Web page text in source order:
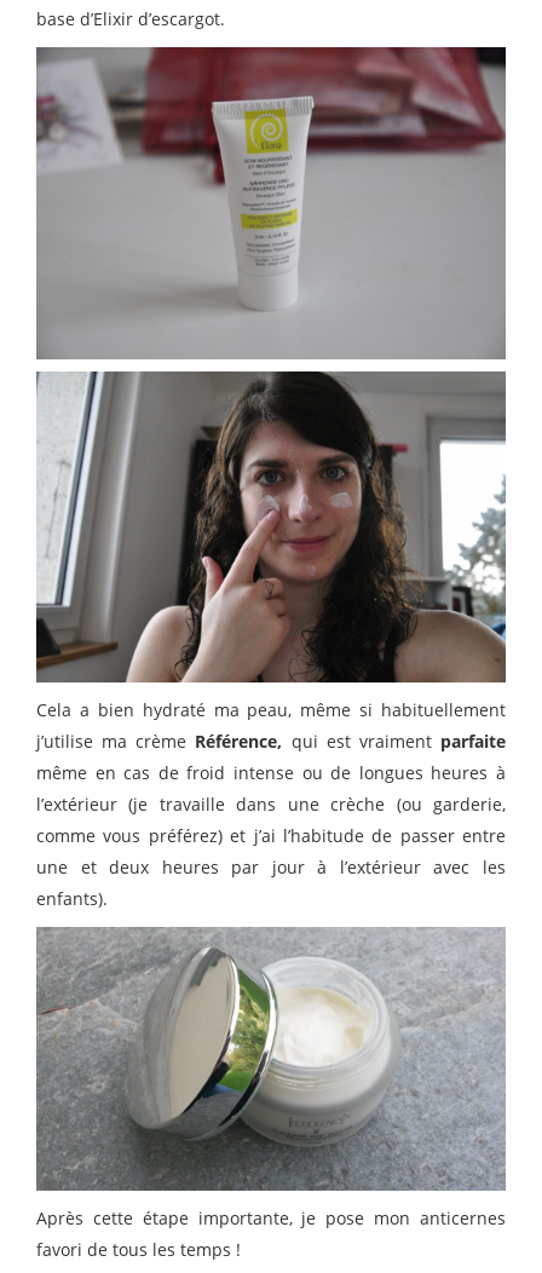
base d’Elixir d’escargot.
Cela a bien hydraté ma peau, même si habituellement
j’utilise ma crème Référence, qui est vraiment parfaite
même en cas de froid intense ou de longues heures à
l’extérieur (je travaille dans une crèche (ou garderie,
comme vous préférez) et j’ai l’habitude de passer entre
une et deux heures par jour à l’extérieur avec les
enfants).
Après cette étape importante, je pose mon anticernes
favori de tous les temps !